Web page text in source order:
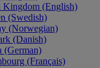
Kingdom (English)
(Swedish)
(Norwegian)
(Danish)
(German)
(Français)